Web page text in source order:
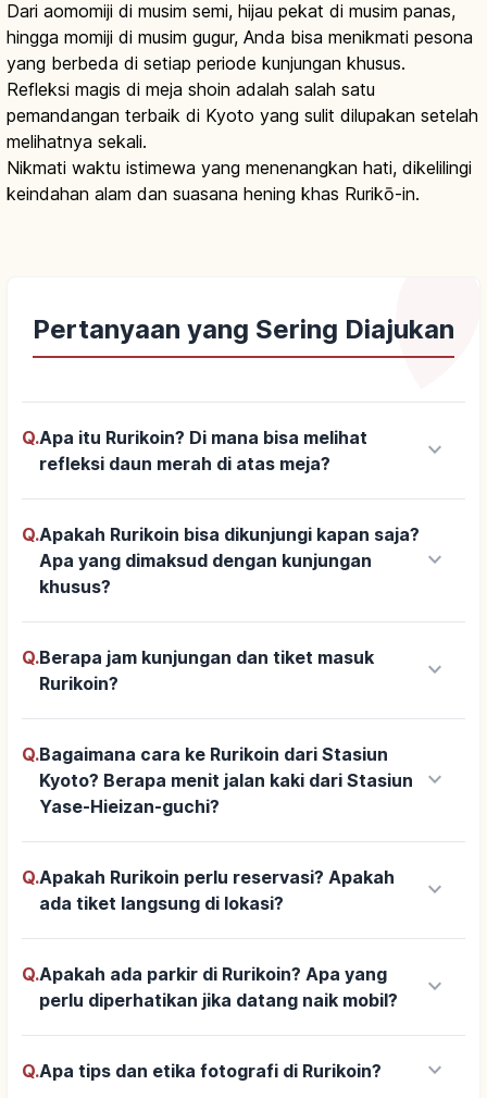
Dari aomomiji di musim semi, hijau pekat di musim panas,
hingga momiji di musim gugur, Anda bisa menikmati pesona
yang berbeda di setiap periode kunjungan khusus.
Refleksi magis di meja shoin adalah salah satu
pemandangan terbaik di Kyoto yang sulit dilupakan setelah
melihatnya sekali.
Nikmati waktu istimewa yang menenangkan hati, dikelilingi
keindahan alam dan suasana hening khas Rurikō-in.
Pertanyaan yang Sering Diajukan
Q.Apa itu Rurikoin? Di mana bisa melihat
refleksi daun merah di atas meja?
keyboard_arrow_down
Q.Apakah Rurikoin bisa dikunjungi kapan saja?
Apa yang dimaksud dengan kunjungan
khusus?
keyboard_arrow_down
Q.Berapa jam kunjungan dan tiket masuk
Rurikoin?
keyboard_arrow_down
Q.Bagaimana cara ke Rurikoin dari Stasiun
Kyoto? Berapa menit jalan kaki dari Stasiun
Yase-Hieizan-guchi?
keyboard_arrow_down
Q.Apakah Rurikoin perlu reservasi? Apakah
ada tiket langsung di lokasi?
keyboard_arrow_down
Q.Apakah ada parkir di Rurikoin? Apa yang
perlu diperhatikan jika datang naik mobil?
keyboard_arrow_down
Q.Apa tips dan etika fotografi di Rurikoin? keyboard_arrow_down